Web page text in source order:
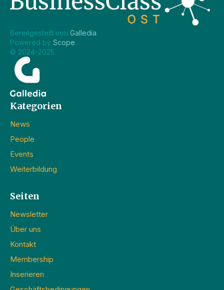
Bereitgestellt von Galledia.
Powered by Scope.
© 2024-2025
Kategorien
News
People
Events
Weiterbildung
Seiten
Newsletter
Über uns
Kontakt
Membership
Inserieren